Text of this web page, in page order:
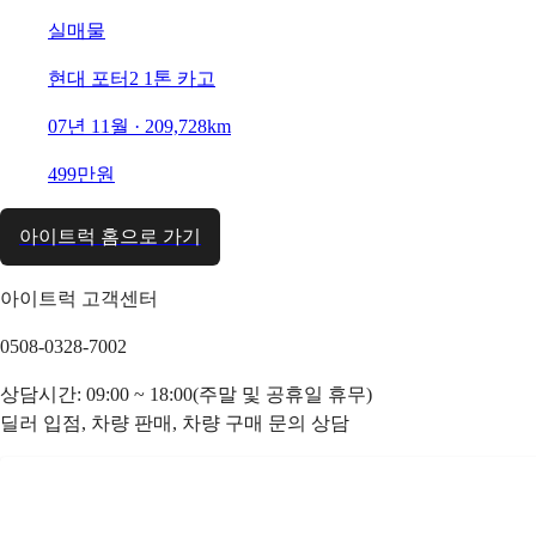
실매물
현대 포터2 1톤 카고
07년 11월 · 209,728km
499만원
아이트럭 홈으로 가기
아이트럭 고객센터
0508-0328-7002
상담시간: 09:00 ~ 18:00(주말 및 공휴일 휴무)
딜러 입점, 차량 판매, 차량 구매 문의 상담